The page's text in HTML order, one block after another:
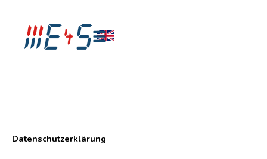
springen
Datenschutzerklärung